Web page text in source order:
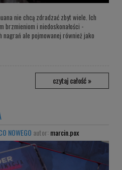
nie chcą zdradzać zbyt wiele. Ich
brzmieniom i niedoskonałości -
ale pojmowanej również jako
czytaj całość »
NOWEGO autor: marcin.pox